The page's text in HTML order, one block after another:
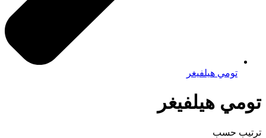
تومي هيلفيغر
تومي هيلفيغر
ترتيب حسب